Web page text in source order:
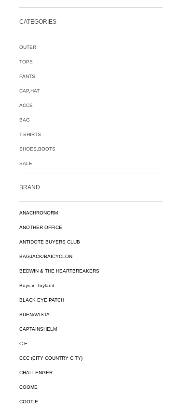
CATEGORIES
OUTER
TOPS
PANTS
CAP,HAT
ACCE
BAG
T-SHIRTS
SHOES,BOOTS
SALE
BRAND
ANACHRONORM
ANOTHER OFFICE
ANTIDOTE BUYERS CLUB
BAGJACK/BAICYCLON
BEDWIN & THE HEARTBREAKERS
Boys in Toyland
BLACK EYE PATCH
BUENAVISTA
CAPTAINSHELM
C.E
CCC (CITY COUNTRY CITY)
CHALLENGER
COOME
COOTIE